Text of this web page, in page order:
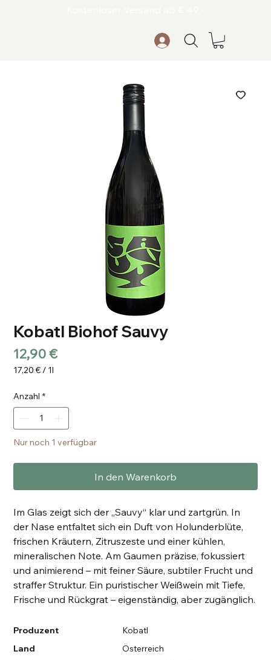
Kobatl Biohof Sauvy
12,90 €Preis
17,20 € / 1l
pro
1
Anzahl *
Nur noch 1 verfügbar
In den Warenkorb
Im Glas zeigt sich der „Sauvy“ klar und zartgrün. In
der Nase entfaltet sich ein Duft von Holunderblüte,
frischen Kräutern, Zitruszeste und einer kühlen,
mineralischen Note. Am Gaumen präzise, fokussiert
und animierend – mit feiner Säure, subtiler Frucht und
straffer Struktur. Ein puristischer Weißwein mit Tiefe,
Frische und Rückgrat – eigenständig, aber zugänglich.
Produzent
Kobatl
Land
Österreich